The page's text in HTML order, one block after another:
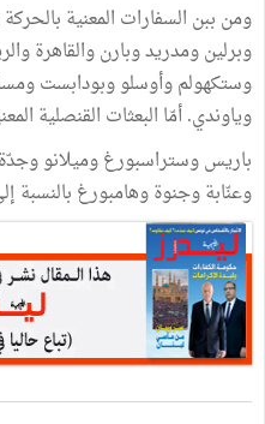
ومن ببن السفارات المعنية
وبرلين ومدريد وبارن والقاهرة
وستكهولم وأوسلو وبودابست
وياوندي. أمّا البعثات القنصلية
باريس وستراسبورغ وميلانو وجدّة
وعنّابة وجنوة وهامبورغ بالنسبة